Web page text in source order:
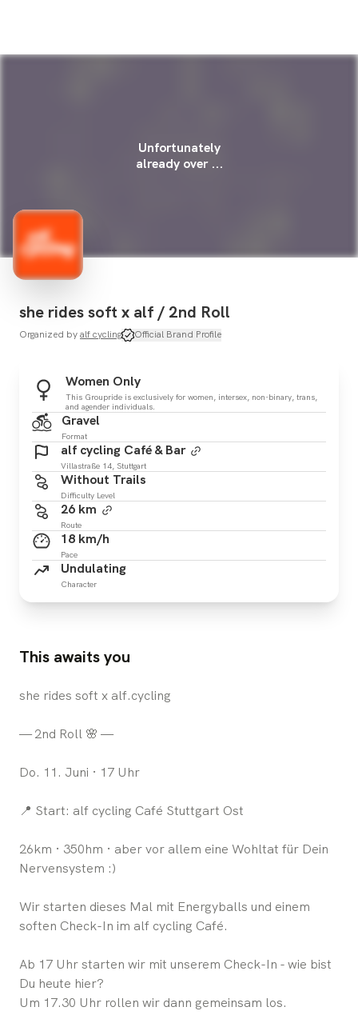
Unfortunately
already over ...
she rides soft x alf / 2nd Roll
Organized byalf cycling Official Brand Profile
Women Only
This Groupride is exclusively for women, intersex, non-binary, trans,
and agender individuals.
Gravel
Format
alf cycling Café & Bar
Villastraße 14, Stuttgart
Without Trails
Difficulty Level
26 km
Route
18 km/h
Pace
Undulating
Character
This awaits you
she rides soft x alf.cycling
— 2nd Roll 🌸 —
Do. 11. Juni · 17 Uhr
📍 Start: alf cycling Café Stuttgart Ost
26km · 350hm · aber vor allem eine Wohltat für Dein
Nervensystem :)
Wir starten dieses Mal mit Energyballs und einem
soften Check-In im alf cycling Café.
Ab 17 Uhr starten wir mit unserem Check-In - wie bist
Du heute hier?
Um 17.30 Uhr rollen wir dann gemeinsam los.